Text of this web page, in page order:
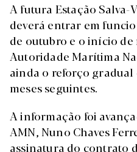
A futura Estação Salva-
deverá entrar em
de outubro e o início
Autoridade Marítima
ainda o reforço
meses seguintes.
A informação foi
AMN, Nuno Chaves
assinatura do contrato